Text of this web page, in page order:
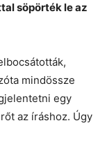
söpörték le az
mindössze
egy
az íráshoz. Úgy